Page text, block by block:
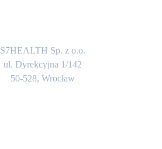
S7HEALTH Sp. z o.o.
ul. Dyrekcyjna 1/142
50-528, Wrocław